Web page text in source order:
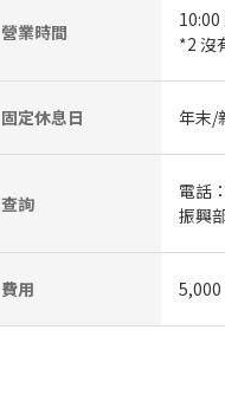
營業時間
10:00
*2 沒
固定休息日 年末/
查詢
電話
振興部
費用 5,000